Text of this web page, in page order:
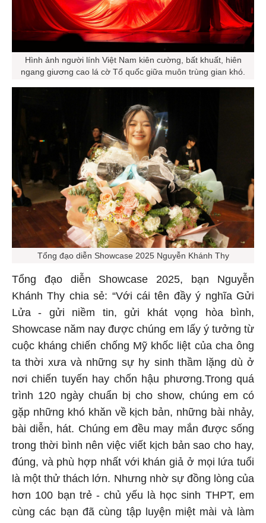
Hình ảnh người lính Việt Nam kiên cường, bất khuất, hiên
ngang giương cao lá cờ Tổ quốc giữa muôn trùng gian khó.
Tổng đạo diễn Showcase 2025 Nguyễn Khánh Thy
Tổng đạo diễn Showcase 2025, bạn Nguyễn
Khánh Thy chia sẻ: “Với cái tên đầy ý nghĩa Gửi
Lửa - gửi niềm tin, gửi khát vọng hòa bình,
Showcase năm nay được chúng em lấy ý tưởng từ
cuộc kháng chiến chống Mỹ khốc liệt của cha ông
ta thời xưa và những sự hy sinh thầm lặng dù ở
nơi chiến tuyến hay chốn hậu phương.Trong quá
trình 120 ngày chuẩn bị cho show, chúng em có
gặp những khó khăn về kịch bản, những bài nhảy,
bài diễn, hát. Chúng em đều may mắn được sống
trong thời bình nên việc viết kịch bản sao cho hay,
đúng, và phù hợp nhất với khán giả ở mọi lứa tuổi
là một thử thách lớn. Nhưng nhờ sự đồng lòng của
hơn 100 bạn trẻ - chủ yếu là học sinh THPT, em
cùng các bạn đã cùng tập luyện miệt mài và làm